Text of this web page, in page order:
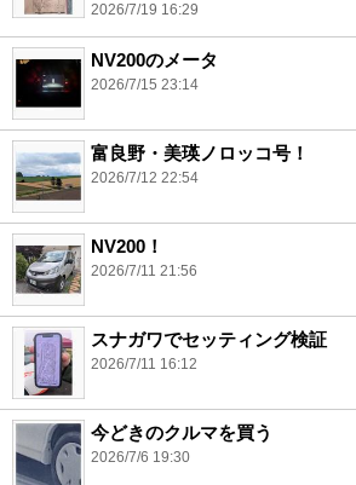
2026/7/19 16:29
NV200のメータ
2026/7/15 23:14
富良野・美瑛ノロッコ号！
2026/7/12 22:54
NV200！
2026/7/11 21:56
スナガワでセッティング検証
2026/7/11 16:12
今どきのクルマを買う
2026/7/6 19:30